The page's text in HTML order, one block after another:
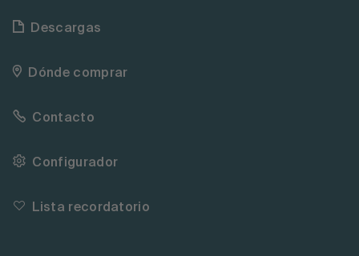
Descargas
Dónde comprar
Contacto
Configurador
Lista recordatorio